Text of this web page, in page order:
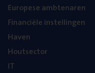
Euro­pe­se ambtenaren
Finan­ci­ë­le instellingen
Haven
Hout­sec­tor
IT